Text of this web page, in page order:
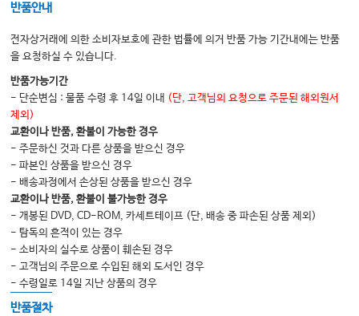
반품안내
전자상거래에 의한 소비자보호에 관한 법률에 의거 반품 가능 기간내에는 반품
을 요청하실 수 있습니다.
반품가능기간
- 단순변심 : 물품 수령 후 14일 이내 (단, 고객님의 요청으로 주문된 해외원서
제외)
교환이나 반품, 환불이 가능한 경우
- 주문하신 것과 다른 상품을 받으신 경우
- 파본인 상품을 받으신 경우
- 배송과정에서 손상된 상품을 받으신 경우
교환이나 반품, 환불이 불가능한 경우
- 개봉된 DVD, CD-ROM, 카세트테이프 (단, 배송 중 파손된 상품 제외)
- 탐독의 흔적이 있는 경우
- 소비자의 실수로 상품이 훼손된 경우
- 고객님의 주문으로 수입된 해외 도서인 경우
- 수령일로 14일 지난 상품의 경우
반품절차